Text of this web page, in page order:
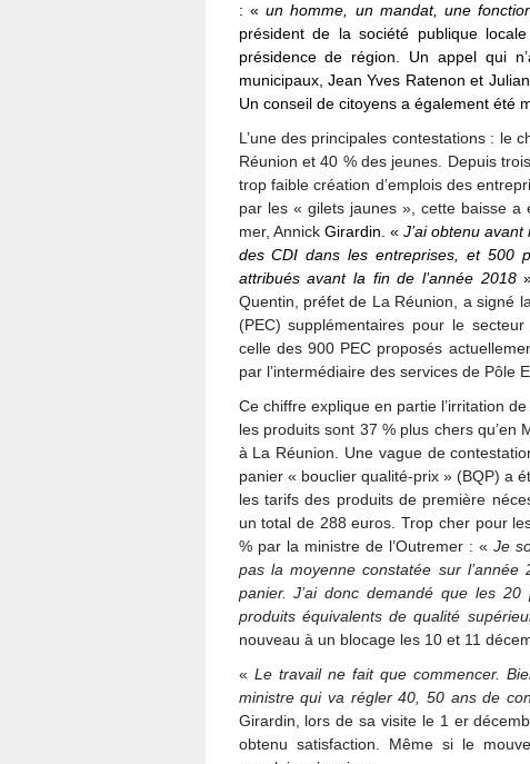
: «un homme, un mandat, une
président de la société publique
présidence de région. Un appel qui
municipaux, Jean Yves Ratenon et
Un conseil de citoyens a également été
L’une des principales contestations : le
Réunion et 40 % des jeunes. Depuis
trop faible création d’emplois des
par les « gilets jaunes », cette baisse a
mer, Annick Girardin. « J’ai obtenu
des CDI dans les entreprises, et 500
attribués avant la fin de l’année 2018
Quentin, préfet de La Réunion, a signé
(PEC) supplémentaires pour le
celle des 900 PEC proposés
par l’intermédiaire des services de Pôle
Ce chiffre explique en partie l’irritation
les produits sont 37 % plus chers qu’en
à La Réunion. Une vague de
panier « bouclier qualité-prix » (BQP) a
les tarifs des produits de première
un total de 288 euros. Trop cher pour
% par la ministre de l’Outremer : « Je
pas la moyenne constatée sur
panier. J’ai donc demandé que les
produits équivalents de qualité
nouveau à un blocage les 10 et 11
« Le travail ne fait que commencer.
ministre qui va régler 40, 50 ans de
Girardin, lors de sa visite le 1 er
obtenu satisfaction. Même si le